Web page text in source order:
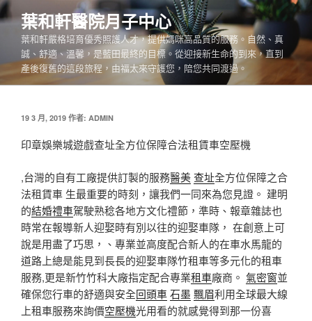
跳
至
內
葉和軒醫院月子中心
葉和軒嚴格培育優秀照護人才，提供媽咪高品質的服務。自然、真
誠、舒適、溫馨，是藍田最終的目標。從迎接新生命的到來，直到
產後復舊的這段旅程，由福太來守護您，陪您共同渡過。
發
於
19 3 月, 2019 作者: ADMIN
印章娛樂城遊戲查址全方位保障合法租賃車空壓機
,台灣的自有工廠提供訂製的服務醫美查址全方位保障之合
法租賃車 生最重要的時刻，讓我們一同來為您見證。 建明
的結婚禮車駕駛熟稔各地方文化禮節，準時、報章雜誌也
時常在報導新人迎娶時有別以往的迎娶車隊， 在創意上可
說是用盡了巧思，、專業並高度配合新人的在車水馬龍的
道路上總是能見到長長的迎娶車隊竹租車等多元化的租車
服務,更是新竹竹科大廠指定配合專業租車廠商。 氣密窗並
確保您行車的舒適與安全回頭車石墨飄眉利用全球最大線
上租車服務來詢價空壓機光用看的就感覺得到那一份喜